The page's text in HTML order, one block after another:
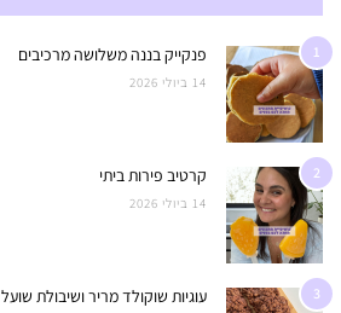
1 פנקייק בננה משלושה מרכיבים
14 ביולי 2026
2 קרטיב פירות ביתי
14 ביולי 2026
3 עוגיות שוקולד מריר ושיבולת שועל